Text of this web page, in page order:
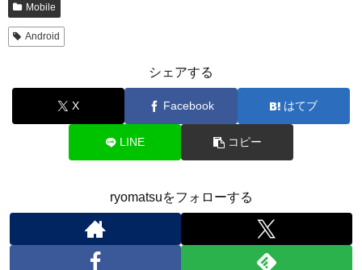
Mobile
Android
シェアする
X Facebook はてブ
LINE コピー
ryomatsuをフォローする